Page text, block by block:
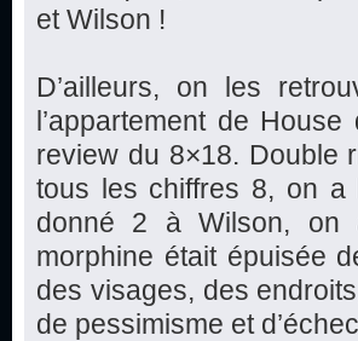
et Wilson !
D’ailleurs, on les
l’appartement de
review du 8×18. Double
tous les chiffres 8, on
donné 2 à Wilson, on
morphine était épuisée
des visages, des
de pessimisme et